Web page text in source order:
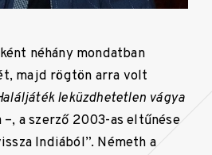
néhány mondatban
majd rögtön arra volt
leküzdhetetlen vágya
a szerző 2003-as eltűnése
Indiából”. Németh a